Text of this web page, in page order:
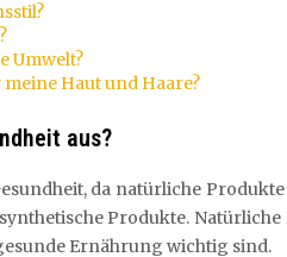
Umwelt?
Haut und Haare?
aus?
da natürliche
Produkte.
Ernährung wichtig sind.